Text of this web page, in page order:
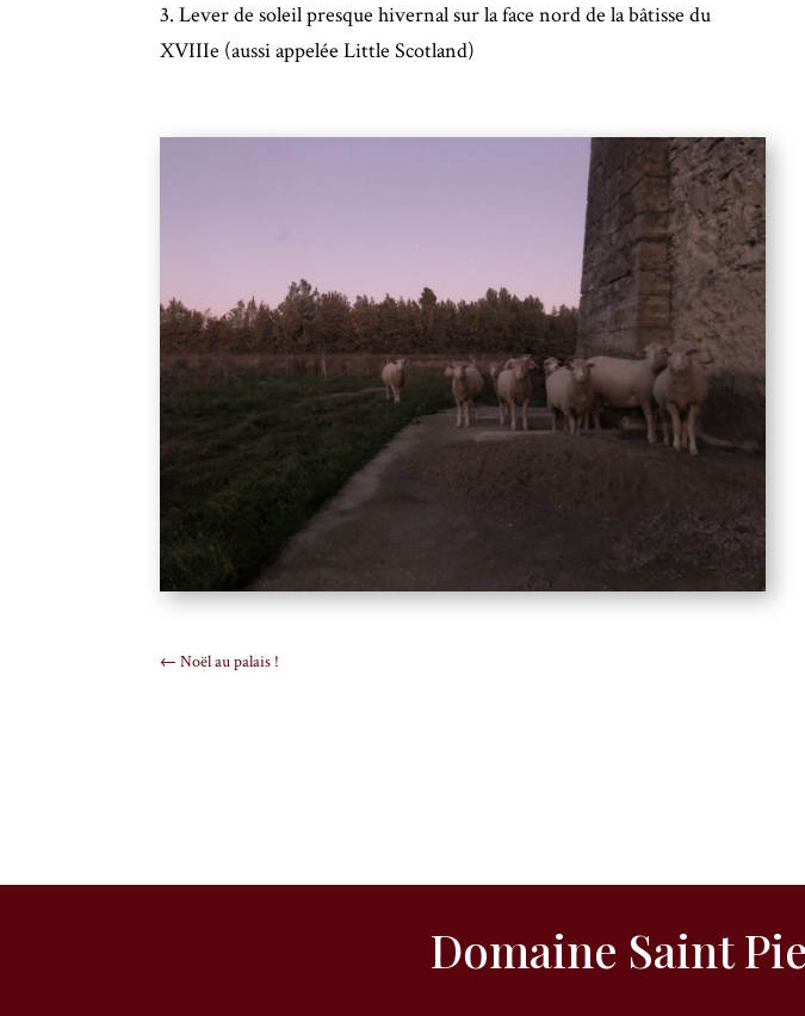
3. Lever de soleil presque hivernal sur la face nord de la bâtisse du
XVIIIe (aussi appelée Little Scotland)
←Noël au palais !
Domaine Saint